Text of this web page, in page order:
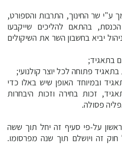
שר החינוך, התרבות והספורט,
בהתאם להליכים שייקבעו
יביא בחשבון השר את השיקולים
ובמיוחד האופן שיש באלו כדי
זכות בחירה וזכות היבחרות
פסולה.
על-פי סעיף זה יחל תוך ששה
זה ויושלם תוך שנה מפרסומו.